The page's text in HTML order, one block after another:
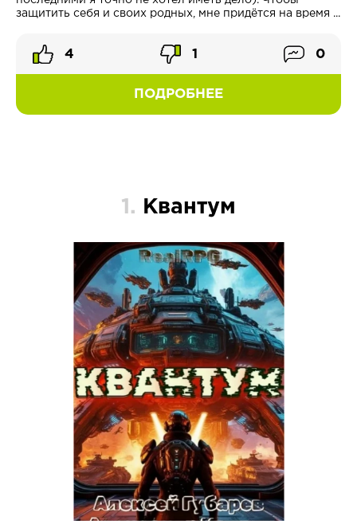
защитить себя и своих родных, мне придётся на время ...
ПОДРОБНЕЕ
4 1 0
1. Квантум